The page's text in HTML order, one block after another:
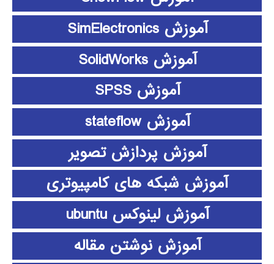
آموزش SimElectronics
آموزش SolidWorks
آموزش SPSS
آموزش stateflow
آموزش پردازش تصویر
آموزش شبکه های کامپیوتری
آموزش لینوکس ubuntu
آموزش نوشتن مقاله